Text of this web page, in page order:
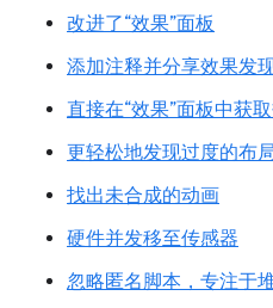
改进了“效果”面板
添加注释并分享效果发
直接在“效果”面板中获
更轻松地发现过度的布
找出未合成的动画
硬件并发移至传感器
忽略匿名脚本，专注于